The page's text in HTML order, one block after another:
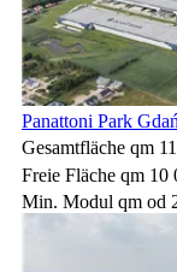
Panattoni Park
Gesamtfläche qm
Freie Fläche qm 10
Min. Modul qm od